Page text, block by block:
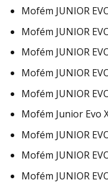
Mofém JUNIOR
Mofém JUNIOR
Mofém JUNIOR
Mofém JUNIOR
Mofém JUNIOR
Mofém Junior Evo
Mofém JUNIOR
Mofém JUNIOR
Mofém JUNIOR